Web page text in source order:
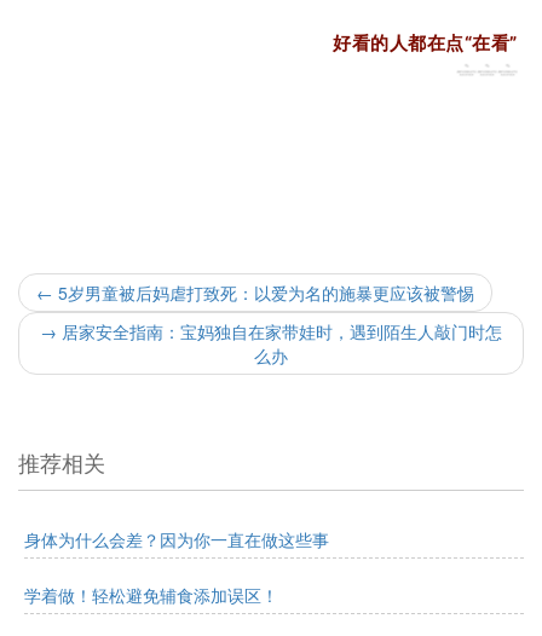
好看的人都在点“在看”
← 5岁男童被后妈虐打致死：以爱为名的施暴更应该被警惕
→ 居家安全指南：宝妈独自在家带娃时，遇到陌生人敲门时怎
么办
推荐相关
身体为什么会差？因为你一直在做这些事
学着做！轻松避免辅食添加误区！